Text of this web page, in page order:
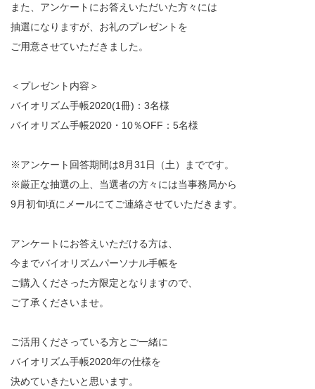
また、アンケートにお答えいただいた方々には
抽選になりますが、お礼のプレゼントを
ご用意させていただきました。
＜プレゼント内容＞
バイオリズム手帳2020(1冊)：3名様
バイオリズム手帳2020・10％OFF：5名様
※アンケート回答期間は8月31日（土）までです。
※厳正な抽選の上、当選者の方々には当事務局から
9月初旬頃にメールにてご連絡させていただきます。
アンケートにお答えいただける方は、
今までバイオリズムパーソナル手帳を
ご購入くださった方限定となりますので、
ご了承くださいませ。
ご活用くださっている方とご一緒に
バイオリズム手帳2020年の仕様を
決めていきたいと思います。